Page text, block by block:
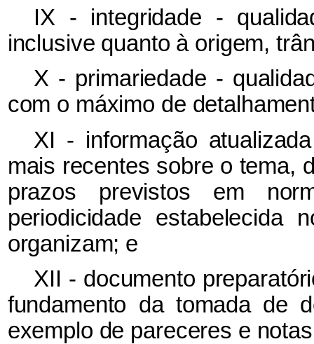
IX - integridade -
inclusive quanto à origem,
X - primariedade -
com o máximo de
XI - informação
mais recentes sobre o tema,
prazos previstos em
periodicidade estabelecida
organizam; e
XII - documento
fundamento da tomada de
exemplo de pareceres e